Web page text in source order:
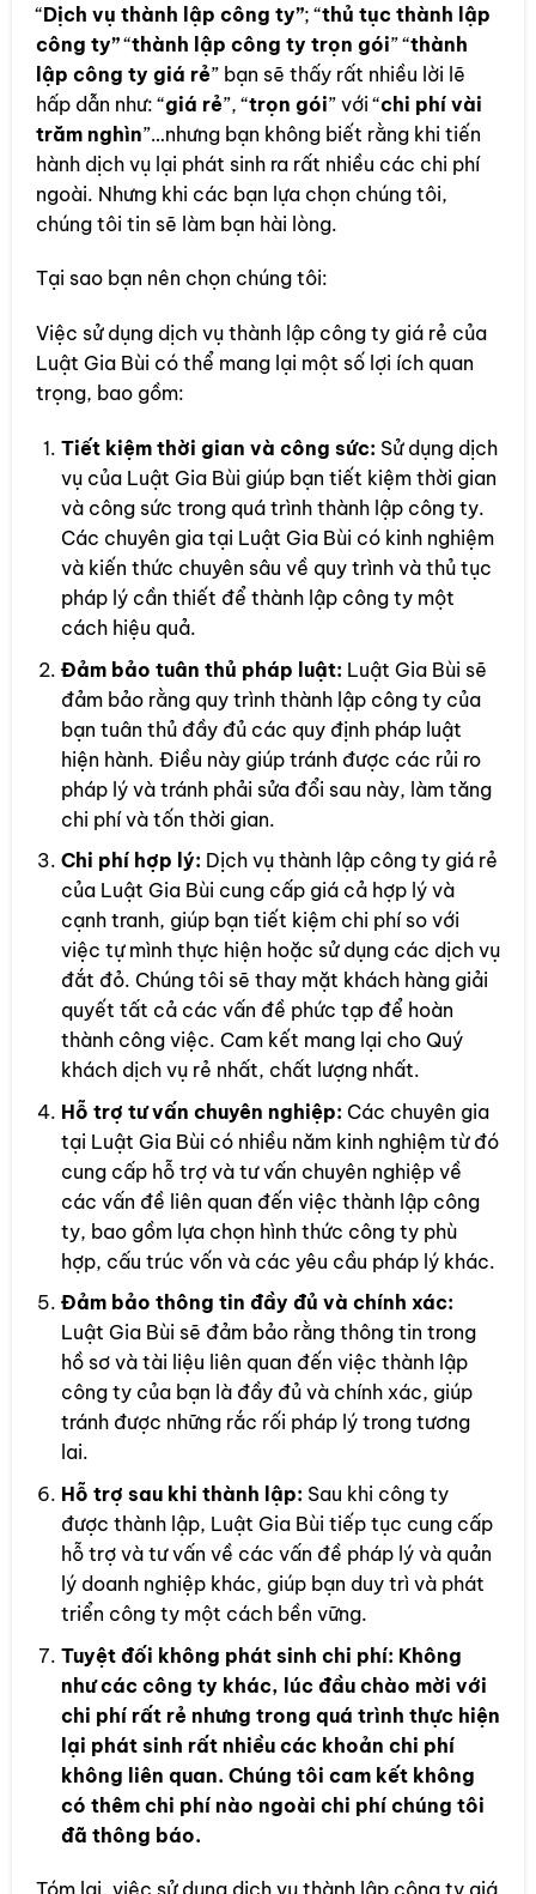
“Dịch vụ thành lập công ty”; “thủ tục thành lập
công ty”“thành lập công ty trọn gói” “thành
lập công ty giá rẻ” bạn sẽ thấy rất nhiều lời lẽ
hấp dẫn như: “giá rẻ”, “trọn gói” với “chi phí vài
trăm nghìn”…nhưng bạn không biết rằng khi tiến
hành dịch vụ lại phát sinh ra rất nhiều các chi phí
ngoài. Nhưng khi các bạn lựa chọn chúng tôi,
chúng tôi tin sẽ làm bạn hài lòng.
Tại sao bạn nên chọn chúng tôi:
Việc sử dụng dịch vụ thành lập công ty giá rẻ của
Luật Gia Bùi có thể mang lại một số lợi ích quan
trọng, bao gồm:
Tiết kiệm thời gian và công sức: Sử dụng dịch
vụ của Luật Gia Bùi giúp bạn tiết kiệm thời gian
và công sức trong quá trình thành lập công ty.
Các chuyên gia tại Luật Gia Bùi có kinh nghiệm
và kiến thức chuyên sâu về quy trình và thủ tục
pháp lý cần thiết để thành lập công ty một
cách hiệu quả.
Đảm bảo tuân thủ pháp luật: Luật Gia Bùi sẽ
đảm bảo rằng quy trình thành lập công ty của
bạn tuân thủ đầy đủ các quy định pháp luật
hiện hành. Điều này giúp tránh được các rủi ro
pháp lý và tránh phải sửa đổi sau này, làm tăng
chi phí và tốn thời gian.
Chi phí hợp lý: Dịch vụ thành lập công ty giá rẻ
của Luật Gia Bùi cung cấp giá cả hợp lý và
cạnh tranh, giúp bạn tiết kiệm chi phí so với
việc tự mình thực hiện hoặc sử dụng các dịch vụ
đắt đỏ. Chúng tôi sẽ thay mặt khách hàng giải
quyết tất cả các vấn đề phức tạp để hoàn
thành công việc. Cam kết mang lại cho Quý
khách dịch vụ rẻ nhất, chất lượng nhất.
Hỗ trợ tư vấn chuyên nghiệp: Các chuyên gia
tại Luật Gia Bùi có nhiều năm kinh nghiệm từ đó
cung cấp hỗ trợ và tư vấn chuyên nghiệp về
các vấn đề liên quan đến việc thành lập công
ty, bao gồm lựa chọn hình thức công ty phù
hợp, cấu trúc vốn và các yêu cầu pháp lý khác.
Đảm bảo thông tin đầy đủ và chính xác:
Luật Gia Bùi sẽ đảm bảo rằng thông tin trong
hồ sơ và tài liệu liên quan đến việc thành lập
công ty của bạn là đầy đủ và chính xác, giúp
tránh được những rắc rối pháp lý trong tương
lai.
Hỗ trợ sau khi thành lập: Sau khi công ty
được thành lập, Luật Gia Bùi tiếp tục cung cấp
hỗ trợ và tư vấn về các vấn đề pháp lý và quản
lý doanh nghiệp khác, giúp bạn duy trì và phát
triển công ty một cách bền vững.
Tuyệt đối không phát sinh chi phí: Không
như các công ty khác, lúc đầu chào mời với
chi phí rất rẻ nhưng trong quá trình thực hiện
lại phát sinh rất nhiều các khoản chi phí
không liên quan. Chúng tôi cam kết không
có thêm chi phí nào ngoài chi phí chúng tôi
đã thông báo.